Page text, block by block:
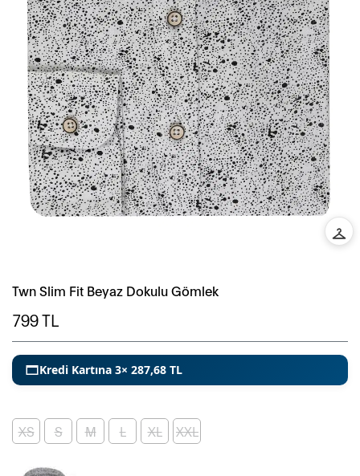
Twn Slim Fit Beyaz Dokulu Gömlek
799TL
Kredi Kartına 3× 287,68 TL
XS S M L XL XXL